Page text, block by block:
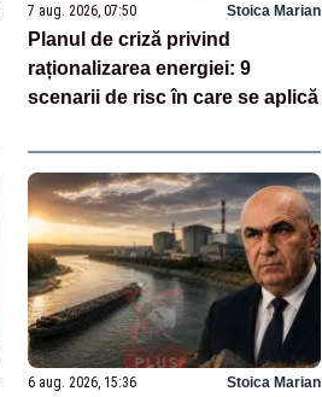
7 aug. 2026, 07:50 Stoica Marian
Planul de criză privind
raționalizarea energiei: 9
scenarii de risc în care se aplică
6 aug. 2026, 15:36 Stoica Marian